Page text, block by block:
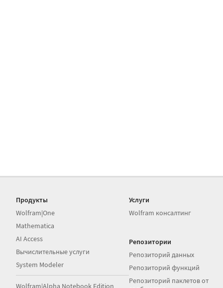
Продукты
Wolfram|One
Mathematica
AI Access
Вычислительные услуги
System Modeler
Wolfram|Alpha Notebook Edition
Услуги
Wolfram консалтинг
Репозитории
Репозиторий данных
Репозиторий функций
Репозиторий паклетов от